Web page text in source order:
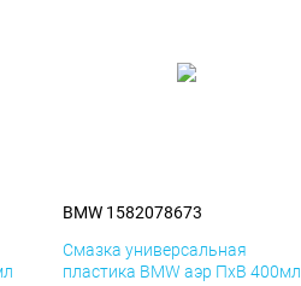
BMW 1582078673
Смазка универсальная
пластика BMW аэр ПхВ 400мл